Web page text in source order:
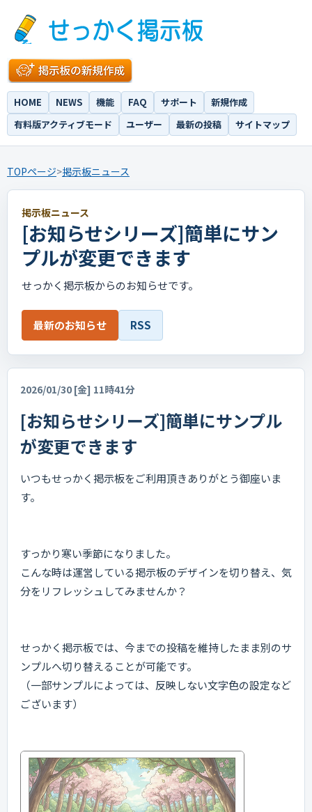
HOME NEWS 機能 FAQ サポート
新規作成
有料版アクティブモード
ユーザー 最新の投稿 サイトマップ
TOPページ>掲示板ニュース
掲示板ニュース
[お知らせシリーズ]簡単にサン
プルが変更できます
せっかく掲示板からのお知らせです。
最新のお知らせ RSS
2026/01/30 [金] 11時41分
[お知らせシリーズ]簡単にサンプル
が変更できます
いつもせっかく掲示板をご利用頂きありがとう御座いま
す。
すっかり寒い季節になりました。
こんな時は運営している掲示板のデザインを切り替え、気
分をリフレッシュしてみませんか？
せっかく掲示板では、今までの投稿を維持したまま別のサ
ンプルへ切り替えることが可能です。
（一部サンプルによっては、反映しない文字色の設定など
ございます）